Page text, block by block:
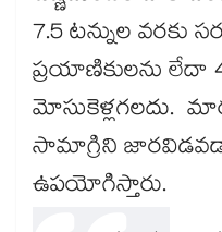
7.5 టన్నుల వరకు
ప్రయాణికులను లేదా
మోసుకెళ్లగలదు.
సామాగ్రిని
ఉపయోగిస్తారు.